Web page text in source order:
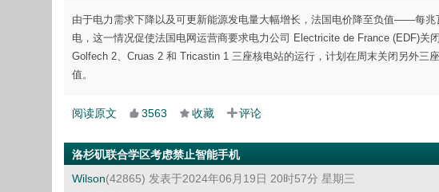
由于电力需求下降以及可更新能源发电量大幅增长，法国电价降至负值——每
电，这一情况促使法国电网运营商要求电力公司 Electricite de France (EDF)关
Golfech 2、Cruas 2 和 Tricastin 1 三座核电站的运行，计划在周末关闭另外三
值。
阅读原文 3563 收藏 评论
洛杉矶联合学区考虑禁止智能手机
Wilson(42865) 发表于2024年06月19日 20时57分 星期三